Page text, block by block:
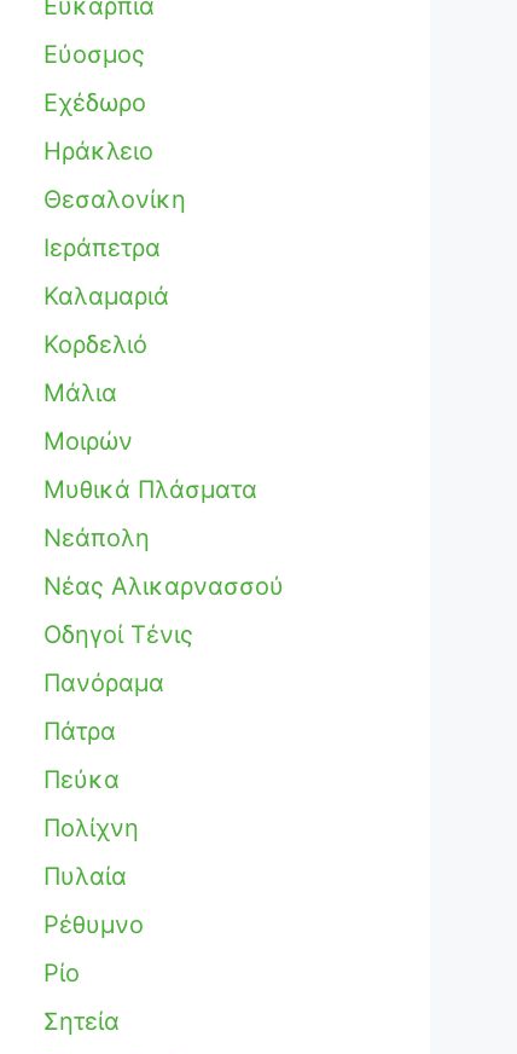
Ευκαρπία
Εύοσμος
Εχέδωρο
Ηράκλειο
Θεσαλονίκη
Ιεράπετρα
Καλαμαριά
Κορδελιό
Μάλια
Μοιρών
Μυθικά Πλάσματα
Νεάπολη
Νέας Αλικαρνασσού
Οδηγοί Τένις
Πανόραμα
Πάτρα
Πεύκα
Πολίχνη
Πυλαία
Ρέθυμνο
Ρίο
Σητεία